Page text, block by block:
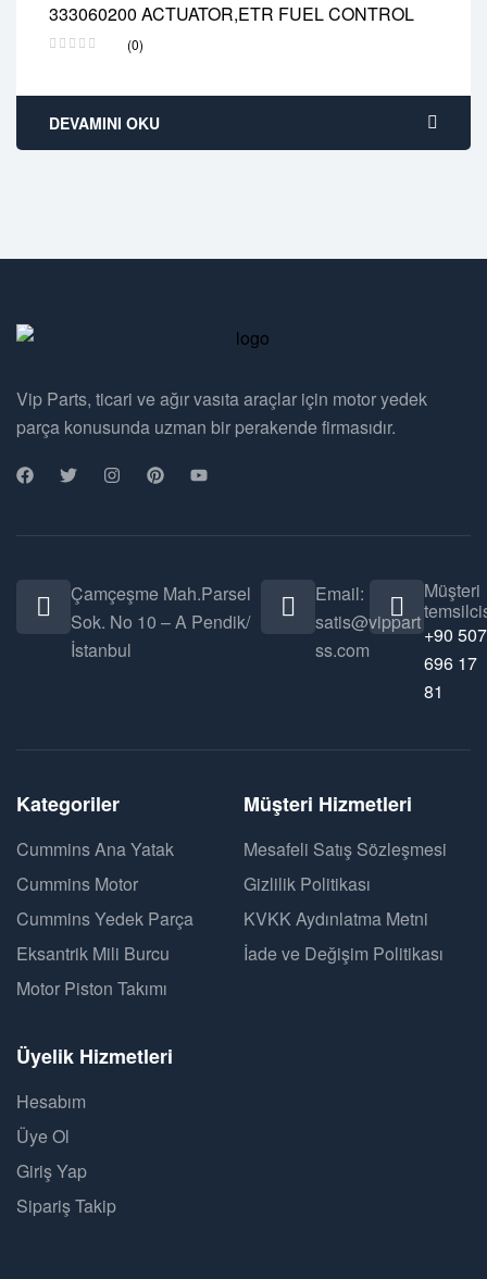
333060200 ACTUATOR,ETR FUEL CONTROL
(0)
2 years warranty
Delivery time: 1-2 business days
DEVAMINI OKU
Vip Parts, ticari ve ağır vasıta araçlar için motor yedek
parça konusunda uzman bir perakende firmasıdır.
Çamçeşme Mah.Parsel
Sok. No 10 – A Pendik/
İstanbul
Email:
satis@vippart
ss.com
Müşteri
+90 507
696 17
81
Kategoriler
Cummins Ana Yatak
Cummins Motor
Cummins Yedek Parça
Eksantrik Mili Burcu
Motor Piston Takımı
Müşteri Hizmetleri
Mesafeli Satış Sözleşmesi
Gizlilik Politikası
KVKK Aydınlatma Metni
İade ve Değişim Politikası
Üyelik Hizmetleri
Hesabım
Üye Ol
Giriş Yap
Sipariş Takip